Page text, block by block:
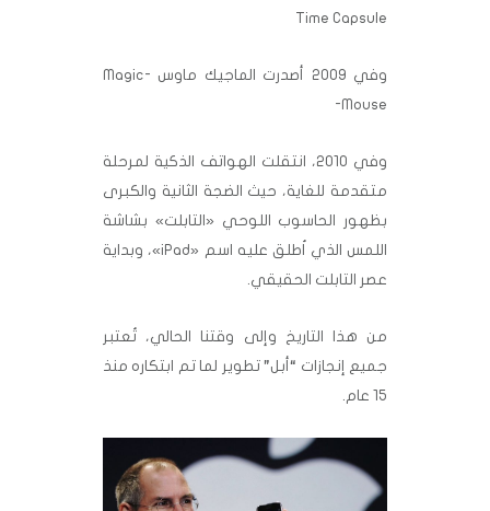
Time Capsule
وفي 2009 أصدرت الماجيك ماوس -Magic
Mouse-
وفي 2010، انتقلت الهواتف الذكية لمرحلة
متقدمة للغاية، حيث الضجة الثانية والكبرى
بظهور الحاسوب اللوحي «التابلت» بشاشة
اللمس الذي اُطلق عليه اسم «iPad»، وبداية
عصر التابلت الحقيقي.
من هذا التاريخ وإلى وقتنا الحالي، تُعتبر
جميع إنجازات “أبل” تطوير لما تم ابتكاره منذ
15 عام.